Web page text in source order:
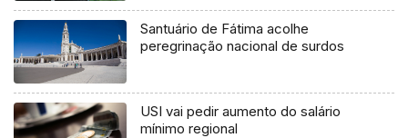
Santuário de Fátima acolhe
peregrinação nacional de surdos
USI vai pedir aumento do salário
mínimo regional